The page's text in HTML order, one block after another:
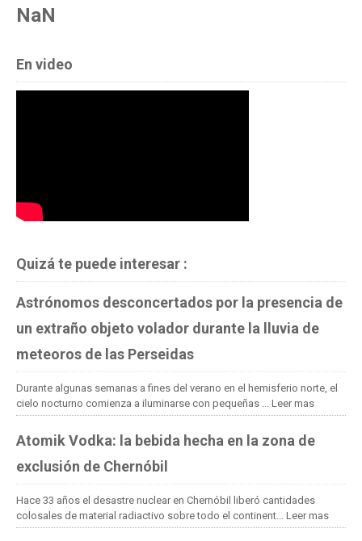
NaN
En video
Quizá te puede interesar :
Astrónomos desconcertados por la presencia de
un extraño objeto volador durante la lluvia de
meteoros de las Perseidas
Durante algunas semanas a fines del verano en el hemisferio norte, el
cielo nocturno comienza a iluminarse con pequeñas ... Leer mas
Atomik Vodka: la bebida hecha en la zona de
exclusión de Chernóbil
Hace 33 años el desastre nuclear en Chernóbil liberó cantidades
colosales de material radiactivo sobre todo el continent... Leer mas